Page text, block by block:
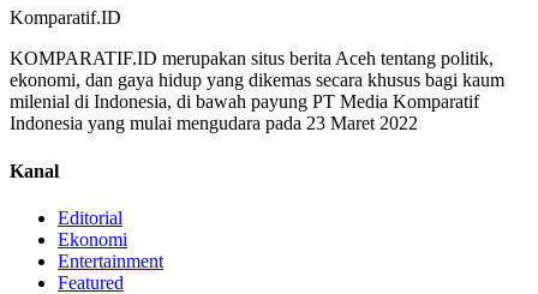
Komparatif.ID
KOMPARATIF.ID merupakan situs berita Aceh tentang politik,
ekonomi, dan gaya hidup yang dikemas secara khusus bagi kaum
milenial di Indonesia, di bawah payung PT Media Komparatif
Indonesia yang mulai mengudara pada 23 Maret 2022
Kanal
Editorial
Ekonomi
Entertainment
Featured